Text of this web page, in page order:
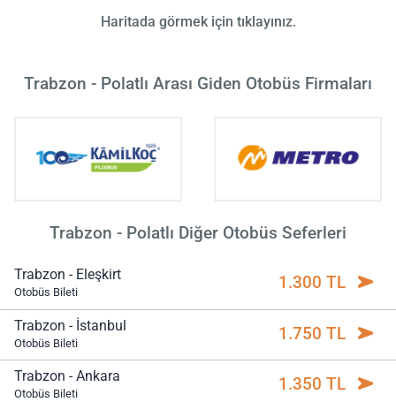
Haritada görmek için tıklayınız.
Trabzon - Polatlı Arası Giden Otobüs Firmaları
Trabzon - Polatlı Diğer Otobüs Seferleri
Trabzon - Eleşkirt
Otobüs Bileti 1.300 TL
Trabzon - İstanbul
Otobüs Bileti 1.750 TL
Trabzon - Ankara
Otobüs Bileti 1.350 TL